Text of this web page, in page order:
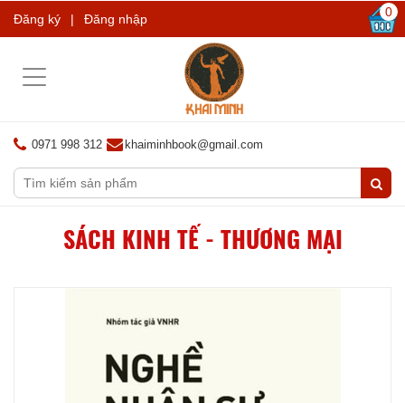
Đăng ký | Đăng nhập 0
Toggle
0971 998 312 khaiminhbook@gmail.com
SÁCH KINH TẾ - THƯƠNG MẠI